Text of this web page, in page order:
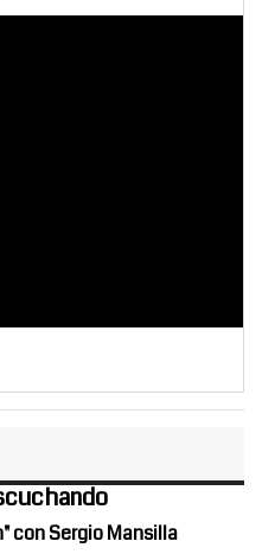
con Sergio Mansilla